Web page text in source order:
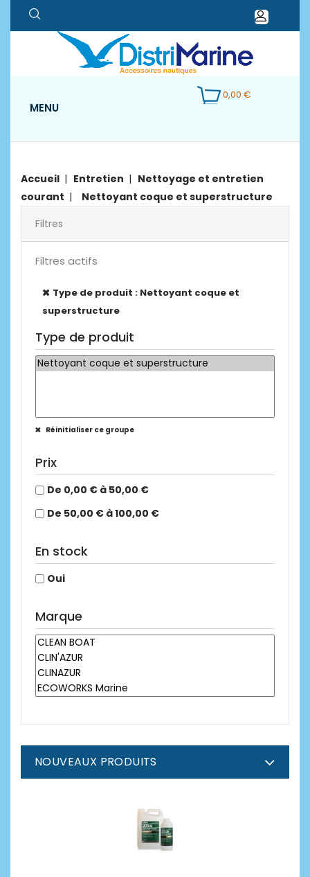
0,00 €
MENU
Accueil Entretien
Nettoyage et entretien
courant
Nettoyant coque et superstructure
Filtres
Filtres actifs
Type de produit : Nettoyant coque et
superstructure
Type de produit
Réinitialiser ce groupe
Prix
De 0,00 € à 50,00 €
De 50,00 € à 100,00 €
En stock
Oui
Marque
NOUVEAUX PRODUITS